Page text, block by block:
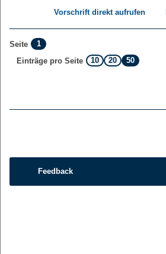
Vorschrift direkt aufrufen
Seite
1
Einträge pro Seite
10 20 50
Feedback